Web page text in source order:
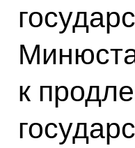
к